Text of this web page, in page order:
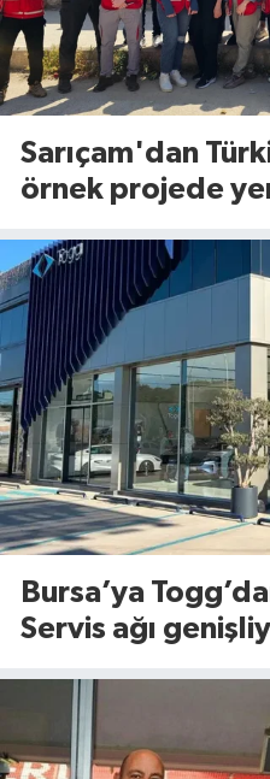
Sarıçam'dan
örnek projede
Bursa’ya
Servis ağı